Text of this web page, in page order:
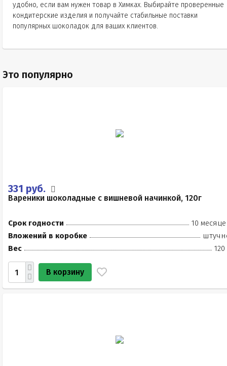
удобно, если вам нужен товар в Химках. Выбирайте проверенные
кондитерские изделия и получайте стабильные поставки
популярных шоколадок для ваших клиентов.
Это популярно
331 руб.
Вареники шоколадные с вишневой начинкой, 120г
Срок годности
10
Вложений в коробке
Вес
120
В корзину